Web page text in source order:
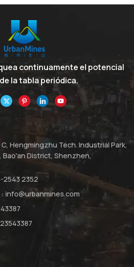
continuamente el potencial
la tabla periódica.
C, Hengmingzhu Tech. Industrial Park,
District, Shenzhen,
2543 2352
info@urbanmines.com